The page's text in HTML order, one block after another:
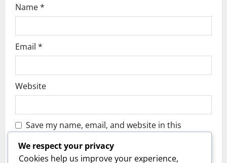
Name*
Email *
Website
Save my name, email, and website in this
We respect your privacy
Cookies help us improve your experience,